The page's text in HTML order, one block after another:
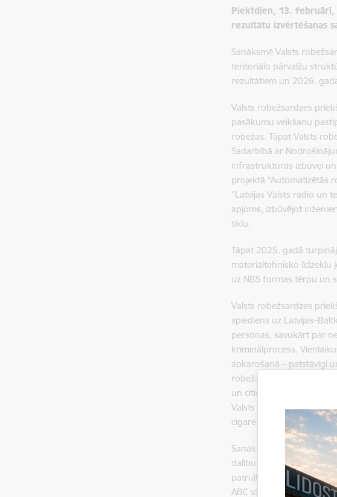
Piektdien, 13. februārī,
rezultātu izvērtēšanas
Sanāksmē Valsts
teritoriālo pārvalžu
rezultātiem un 2026.
Valsts robežsardzes
pasākumu veikšanu
robežas. Tāpat Valsts
Sadarbībā ar
infrastruktūras izbūvei
projektā “Automatizētās
"Latvijas Valsts radio un
apjoms, izbūvējot
tīklu.
Tāpat 2025. gadā
materiāltehnisko līdzekļu
uz NBS formas tērpu un
Valsts robežsardzes
spiediens uz
personas, savukārt par
kriminālprocess.
apkarošanā – patstāvīgi
robežas, kā arī tabakas
un citiem noziedzīgiem
Valsts robežsardzes
cigarešu un tabakas
Sanāksmes gaitā Valsts
dalību Frontex
patruļkuģi RK-31
ABC vārtu ekspluatācija